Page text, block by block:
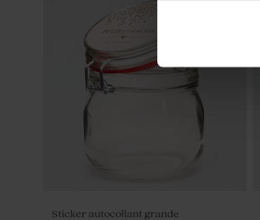
Contenant dragées mariage tissu
Sticker autocollant grande